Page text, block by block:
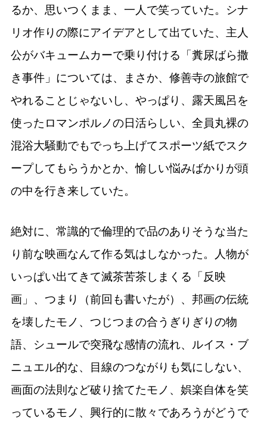
るか、思いつくまま、一人で笑っていた。シナ
リオ作りの際にアイデアとして出ていた、主人
公がバキュームカーで乗り付ける「糞尿ばら撒
き事件」については、まさか、修善寺の旅館で
やれることじゃないし、やっぱり、露天風呂を
使ったロマンポルノの日活らしい、全員丸裸の
混浴大騒動でもでっち上げてスポーツ紙でスク
ープしてもらうかとか、愉しい悩みばかりが頭
の中を行き来していた。
絶対に、常識的で倫理的で品のありそうな当た
り前な映画なんて作る気はしなかった。人物が
いっぱい出てきて滅茶苦茶しまくる「反映
画」、つまり（前回も書いたが）、邦画の伝統
を壊したモノ、つじつまの合うぎりぎりの物
語、シュールで突飛な感情の流れ、ルイス・ブ
ニュエル的な、目線のつながりも気にしない、
画面の法則など破り捨てたモノ、娯楽自体を笑
っているモノ、興行的に散々であろうがどうで